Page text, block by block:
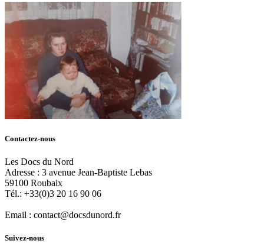
Contactez-nous
Les Docs du Nord
Adresse : 3 avenue Jean-Baptiste Lebas
59100 Roubaix
Tél.: +33(0)3 20 16 90 06
Email : contact@docsdunord.fr
Suivez-nous